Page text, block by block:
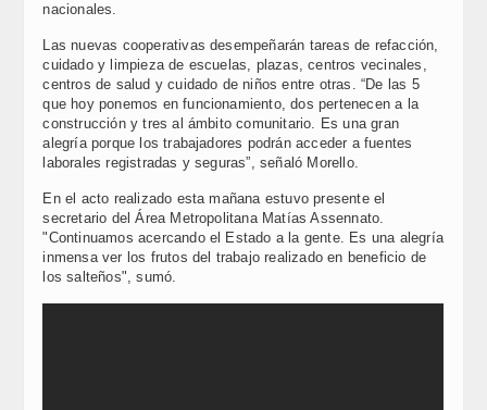
nacionales.
Las nuevas cooperativas desempeñarán tareas de refacción,
cuidado y limpieza de escuelas, plazas, centros vecinales,
centros de salud y cuidado de niños entre otras. “De las 5
que hoy ponemos en funcionamiento, dos pertenecen a la
construcción y tres al ámbito comunitario. Es una gran
alegría porque los trabajadores podrán acceder a fuentes
laborales registradas y seguras”, señaló Morello.
En el acto realizado esta mañana estuvo presente el
secretario del Área Metropolitana Matías Assennato.
"Continuamos acercando el Estado a la gente. Es una alegría
inmensa ver los frutos del trabajo realizado en beneficio de
los salteños", sumó.